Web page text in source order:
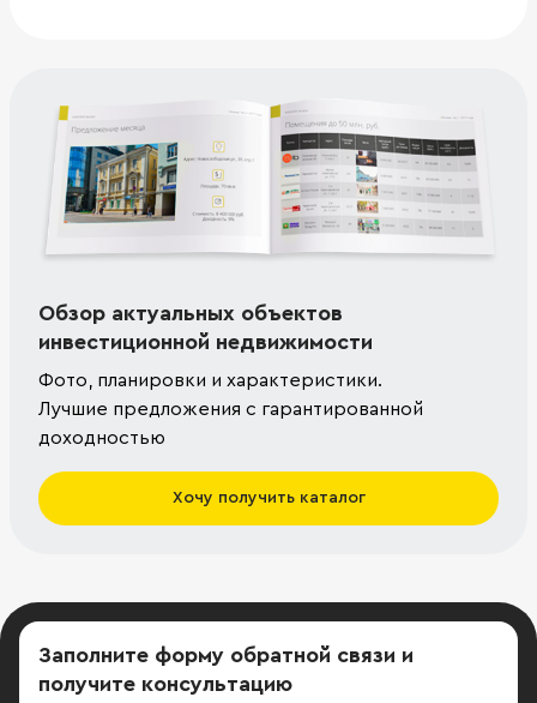
Обзор актуальных объектов
инвестиционной недвижимости
Фото, планировки и характеристики.
Лучшие предложения с гарантированной
доходностью
Хочу получить каталог
Заполните форму обратной связи и
получите консультацию